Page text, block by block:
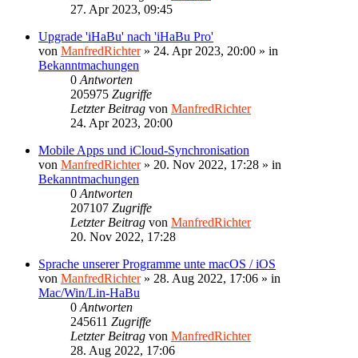
27. Apr 2023, 09:45
Upgrade 'iHaBu' nach 'iHaBu Pro'
von ManfredRichter» 24. Apr 2023, 20:00 » in
Bekanntmachungen
0 Antworten
205975 Zugriffe
Letzter Beitrag von ManfredRichter
24. Apr 2023, 20:00
Mobile Apps und iCloud-Synchronisation
von ManfredRichter» 20. Nov 2022, 17:28 » in
Bekanntmachungen
0 Antworten
207107 Zugriffe
Letzter Beitrag von ManfredRichter
20. Nov 2022, 17:28
Sprache unserer Programme unte macOS / iOS
von ManfredRichter» 28. Aug 2022, 17:06 » in
Mac/Win/Lin-HaBu
0 Antworten
245611 Zugriffe
Letzter Beitrag von ManfredRichter
28. Aug 2022, 17:06